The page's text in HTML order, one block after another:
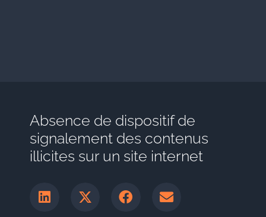
Absence de dispositif de
signalement des contenus
illicites sur un site internet